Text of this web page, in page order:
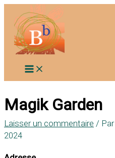
contenu
Magik Garden
Laisser un commentaire / Par
2024